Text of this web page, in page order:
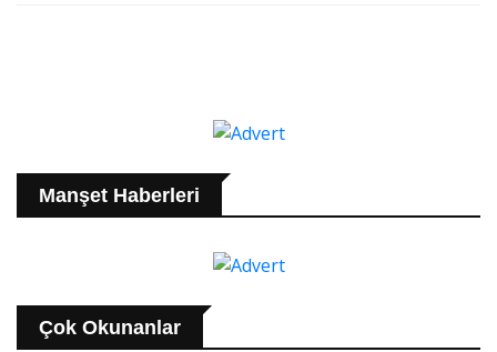
Manşet Haberleri
Çok Okunanlar